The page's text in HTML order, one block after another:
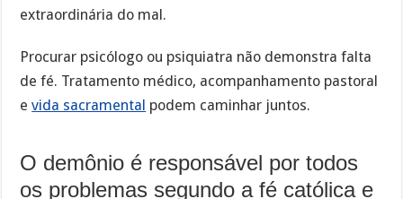
extraordinária do mal.
Procurar psicólogo ou psiquiatra não demonstra falta
de fé. Tratamento médico, acompanhamento pastoral
evida sacramental podem caminhar juntos.
O demônio é responsável por todos
os problemas segundo a fé católica e